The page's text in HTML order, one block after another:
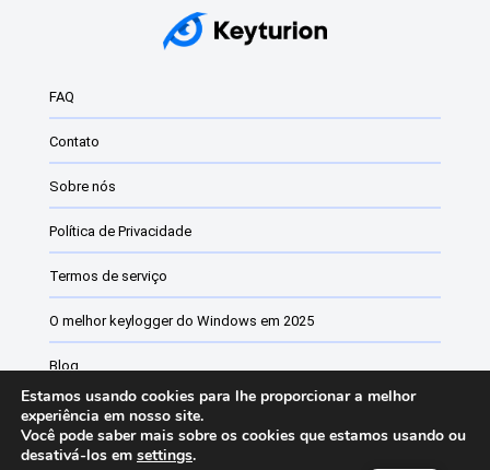
FAQ
Contato
Sobre nós
Política de Privacidade
Termos de serviço
O melhor keylogger do Windows em 2025
Blog
Software de monitoramento de funcionários
Lista de alterações do Keyturion
Estamos usando cookies para lhe proporcionar a melhor
experiência em nosso site.
Você pode saber mais sobre os cookies que estamos usando ou
desativá-los em settings.